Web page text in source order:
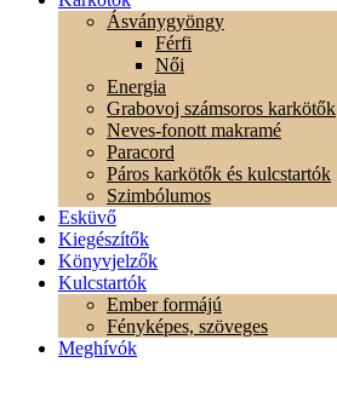
Ásványgyöngy
Férfi
Női
Energia
Grabovoj számsoros karkötők
Neves-fonott makramé
Paracord
Páros karkötők és kulcstartók
Szimbólumos
Esküvő
Kiegészítők
Könyvjelzők
Kulcstartók
Ember formájú
Fényképes, szöveges
Meghívók